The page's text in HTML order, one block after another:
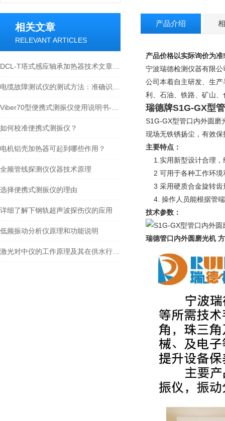
相关文章
RELEVANT ARTICLES
如何校准便携式测振仪？
电机铝壳加热器可起到哪些作用？
全频管线探测仪仪器技术原理
选择便携式测振仪的理由
详细了解下钢轨超声波探伤仪的应用
低频振动分析仪原理和功能说明
产品介绍
产品价格以实际询价为
宁波瑞德检测仪器有限
公司本着自主研发、生
利、石油、铁路、矿山
瑞德牌S1G-GX型
S1G-GX型管口内外圆磨
现场无铁锈扬尘，有效
主要特点：
1.实用新型设计合理，
2 可用于各种工作环
3 采用硬质合金旋转齿
4. 操作人员能根据管
技术参数：
瑞德管口内外圆磨光机